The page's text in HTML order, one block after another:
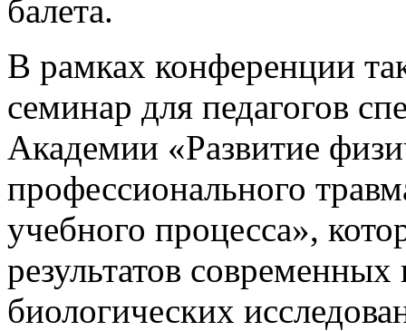
балета.
В рамках конференции
семинар для педагогов
Академии «Развитие
профессионального
учебного процесса»,
результатов
биологических